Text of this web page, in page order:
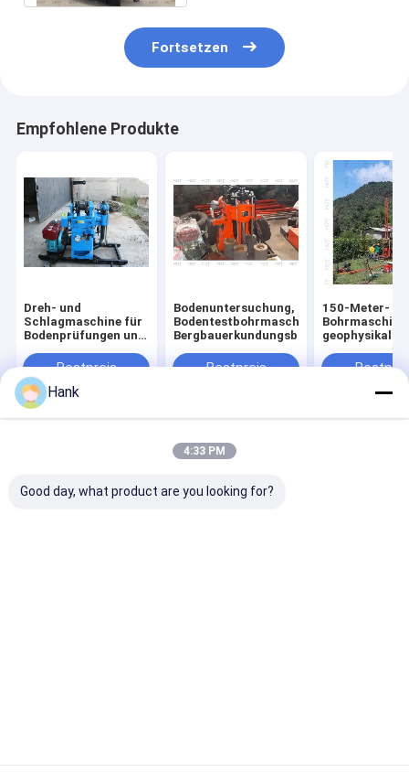
Fortsetzen
Empfohlene Produkte
Dreh- und
Schlagmaschine für
Bodenprüfungen und
Bestpreis
Bodenuntersuchung,
Bodentestbohrmaschine,
Bergbauerkundungsbohrung
Bestpreis
150-Meter-
mit SPT- und
Sitemap
Privacy Policy
MEGA DRILLTECH CO., LTD.. All Rights Reserved.
Hank
4:33 PM
Good day, what product are you looking for?